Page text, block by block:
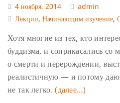
4 ноября, 2014
admin
Лекции, Начинающим изучение,
Хотя многие из тех, кто
буддизма, и соприкасались со
о смерти и перерождении,
реалистичную — и потому
не так легко.(далее…)